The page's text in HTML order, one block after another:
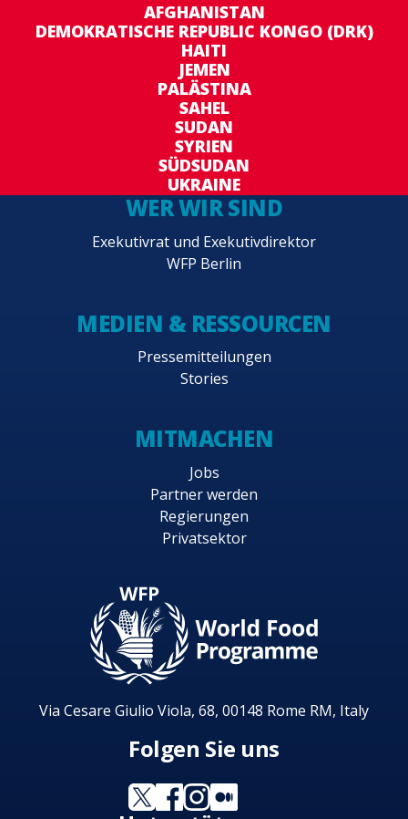
AFGHANISTAN
DEMOKRATISCHE REPUBLIC KONGO (DRK)
HAITI
JEMEN
PALÄSTINA
SAHEL
SUDAN
SYRIEN
SÜDSUDAN
UKRAINE
WER WIR SIND
Exekutivrat und Exekutivdirektor
WFP Berlin
MEDIEN & RESSOURCEN
Pressemitteilungen
Stories
MITMACHEN
Jobs
Partner werden
Regierungen
Privatsektor
Via Cesare Giulio Viola, 68, 00148 Rome RM, Italy
Folgen Sie uns